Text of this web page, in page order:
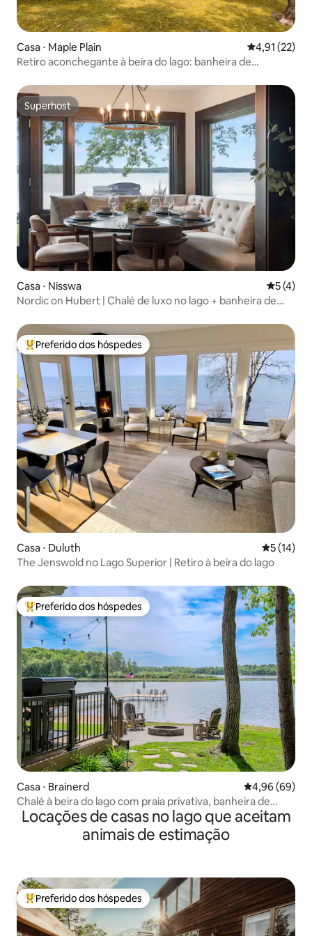
Casa ⋅ Maple Plain 4,91 de uma
4,91 (22)
Retiro aconchegante à beira do lago: banheira de
Superhost
Superhost
Casa ⋅ Nisswa 5 de
5 (4)
Nordic on Hubert | Chalé de luxo no lago + banheira de
Entre os melhores preferidos dos hóspedes
Preferido dos hóspedes
Casa ⋅ Duluth 5 de uma
5 (14)
The Jenswold no Lago Superior | Retiro à beira do lago
Entre os melhores preferidos dos hóspedes
Preferido dos hóspedes
Casa ⋅ Brainerd 4,96 de uma
4,96 (69)
Chalé à beira do lago com praia privativa, banheira de
hidromassagem e sauna
Locações de casas no lago que aceitam
animais de estimação
Entre os melhores preferidos dos hóspedes
Preferido dos hóspedes